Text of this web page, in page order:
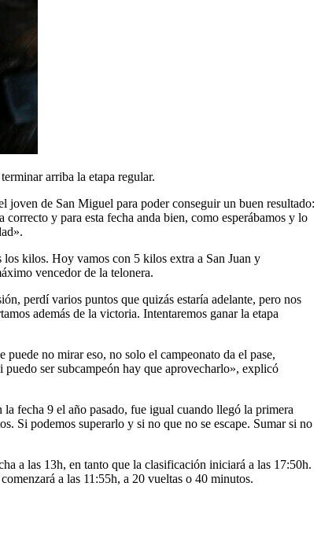
arriba la etapa regular.
joven de San Miguel para poder conseguir un buen resultado:
y para esta fecha anda bien, como esperábamos y lo
kilos. Hoy vamos con 5 kilos extra a San Juan y
vencedor de la telonera.
perdí varios puntos que quizás estaría adelante, pero nos
además de la victoria. Intentaremos ganar la etapa
no mirar eso, no solo el campeonato da el pase,
ser subcampeón hay que aprovecharlo», explicó
fecha 9 el año pasado, fue igual cuando llegó la primera
Si podemos superarlo y si no que no se escape. Sumar si no
a las 13h, en tanto que la clasificación iniciará a las 17:50h.
a las 11:55h, a 20 vueltas o 40 minutos.